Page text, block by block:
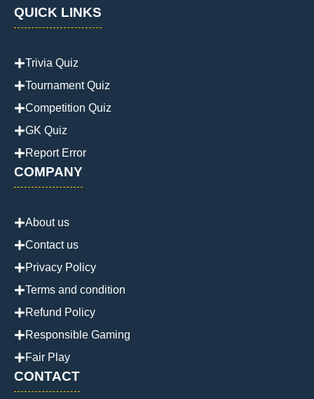
QUICK LINKS
Trivia Quiz
Tournament Quiz
Competition Quiz
GK Quiz
Report Error
COMPANY
About us
Contact us
Privacy Policy
Terms and condition
Refund Policy
Responsible Gaming
Fair Play
CONTACT